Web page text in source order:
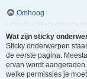
Omhoog
Wat zijn sticky
Sticky onderwerpen
de eerste pagina.
ervan wordt
welke permissies je